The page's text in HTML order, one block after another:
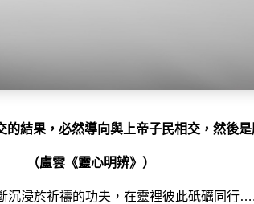
的結果，必然導向與上帝子民相交，然後是
（盧雲《靈心明辨》）
沉浸於祈禱的功夫，在靈裡彼此砥礪同行